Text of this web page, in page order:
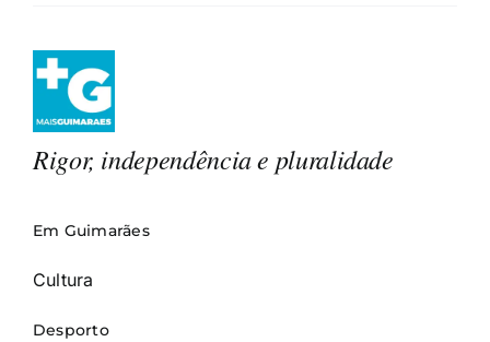
Rigor, independência e pluralidade
Em Guimarães
Cultura
Desporto